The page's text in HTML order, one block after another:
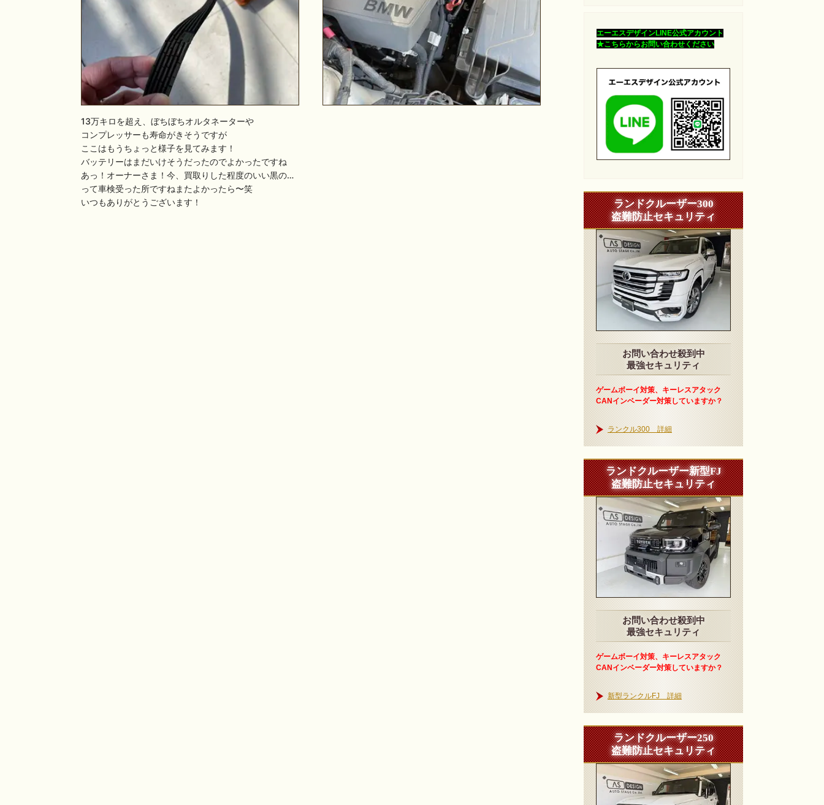
13万キロを超え、ぼちぼちオルタネーターや
コンプレッサーも寿命がきそうですが
ここはもうちょっと様子を見てみます！
バッテリーはまだいけそうだったのでよかったですね
あっ！オーナーさま！今、買取りした程度のいい黒の…
って車検受った所ですねまたよかったら〜笑
いつもありがとうございます！
エーエスデザインLINE公式アカウント
★こちらからお問い合わせください
ランドクルーザー300
盗難防止セキュリティ
お問い合わせ殺到中
最強セキュリティ
ゲームボーイ対策、キーレスアタック
CANインベーダー対策していますか？
ランクル300 詳細
ランドクルーザー新型FJ
盗難防止セキュリティ
お問い合わせ殺到中
最強セキュリティ
ゲームボーイ対策、キーレスアタック
CANインベーダー対策していますか？
新型ランクルFJ 詳細
ランドクルーザー250
盗難防止セキュリティ